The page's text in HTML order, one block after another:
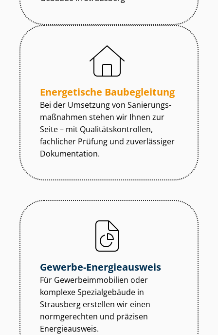
Energetische Baubegleitung
Bei der Umsetzung von Sa­nie­rungs­
maß­nah­men stehen wir Ihnen zur
Seite – mit Qua­li­täts­kon­trol­len,
fachlicher Prüfung und zuverlässiger
Dokumentation.
Gewerbe-Energieausweis
Für Ge­wer­be­im­mo­bi­li­en oder
komplexe Spezialgebäude in
Strausberg erstellen wir einen
normgerechten und präzisen
Energieausweis.